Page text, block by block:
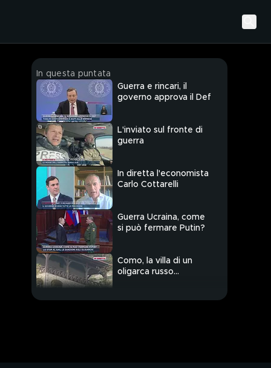
In questa puntata
Guerra e rincari, il
governo approva il Def
L'inviato sul fronte di
guerra
In diretta l'economista
Carlo Cottarelli
Guerra Ucraina, come
si può fermare Putin?
Como, la villa di un
oligarca russo